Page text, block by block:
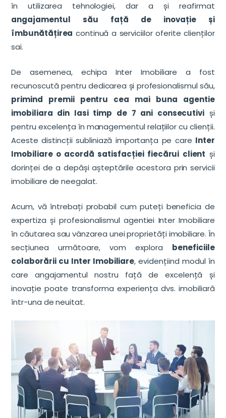
în utilizarea tehnologiei, dar a și reafirmat
angajamentul său față de inovație și
îmbunătățirea continuă a serviciilor oferite clienților
sai.
De asemenea, echipa Inter Imobiliare a fost
recunoscută pentru dedicarea și profesionalismul său,
primind premii pentru cea mai buna agentie
imobiliara din Iasi timp de 7 ani consecutiviși
pentru excelența în managementul relațiilor cu clienții.
Aceste distincții subliniază importanța pe care Inter
Imobiliare o acordă satisfacției fiecărui client și
dorinței de a depăși așteptările acestora prin servicii
imobiliare de neegalat.
Acum, vă întrebați probabil cum puteți beneficia de
expertiza și profesionalismul agentiei Inter Imobiliare
în căutarea sau vânzarea unei proprietăți imobiliare. În
secțiunea următoare, vom explora beneficiile
colaborării cu Inter Imobiliare, evidențiind modul în
care angajamentul nostru față de excelență și
inovație poate transforma experiența dvs. imobiliară
într-una de neuitat.